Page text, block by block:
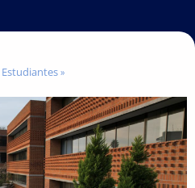
Estudiantes »